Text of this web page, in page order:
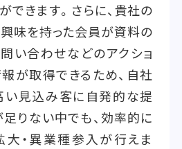
できます。さらに、貴社の
味を持った会員が資料の
い合わせなどのアクショ
が取得できるため、自社
い見込み客に自発的な提
りない中でも、効率的に
大・異業種参入が行えま